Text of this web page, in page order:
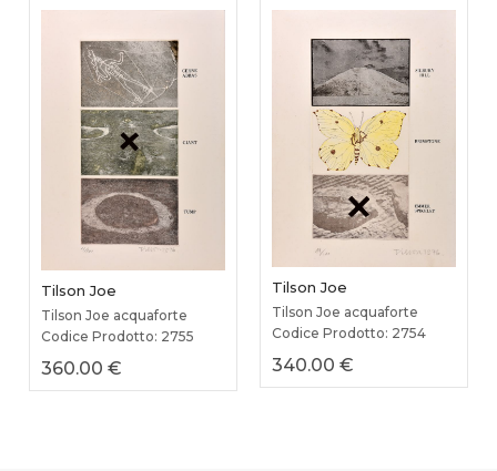
Tilson Joe
Tilson Joe acquaforte
Codice Prodotto: 2755
360.00 €
Tilson Joe
Tilson Joe acquaforte
Codice Prodotto: 2754
340.00 €